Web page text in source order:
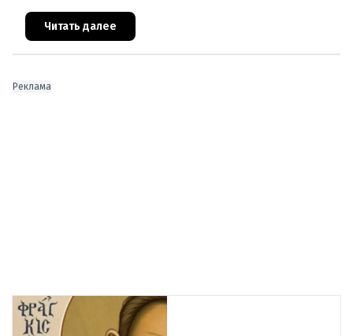
(ÖVP) категорически исключила возможность
ускоренного присоединения
Читать далее
Реклама